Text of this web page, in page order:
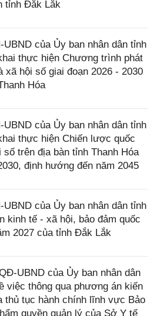
tỉnh Đắk Lắk
UBND của Ủy ban nhân dân tỉnh
thực hiện Chương trình phát
xã hội số giai đoạn 2026 - 2030
Hóa
UBND của Ủy ban nhân dân tỉnh
thực hiện Chiến lược quốc
trên địa bàn tỉnh Thanh Hóa
định hướng đến năm 2045
UBND của Ủy ban nhân dân tỉnh
kinh tế - xã hội, bảo đảm quốc
2027 của tỉnh Đắk Lắk
UBND của Ủy ban nhân dân
việc thông qua phương án kiến
thủ tục hành chính lĩnh vực Bảo
quyền quản lý của Sở Y tế